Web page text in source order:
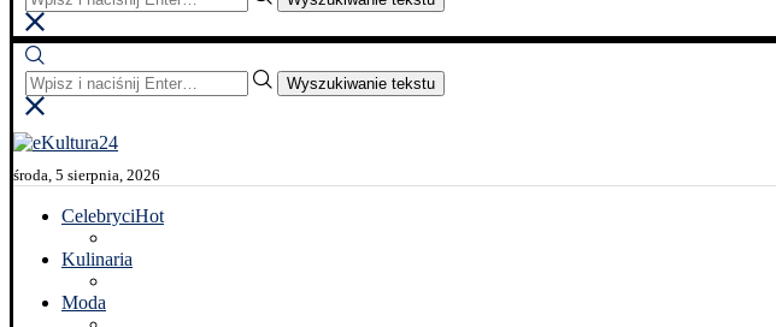
Wyszukiwanie tekstu
środa, 5 sierpnia, 2026
CelebryciHot
Kulinaria
Moda